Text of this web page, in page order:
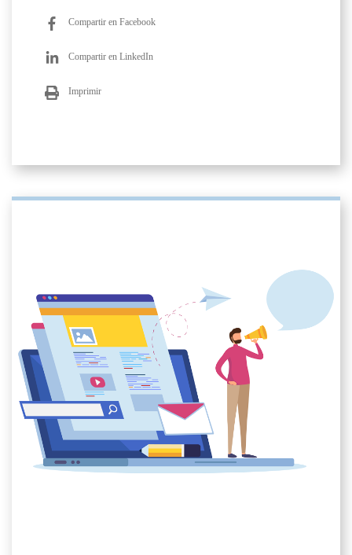
Compartir en Facebook
Compartir en LinkedIn
Imprimir